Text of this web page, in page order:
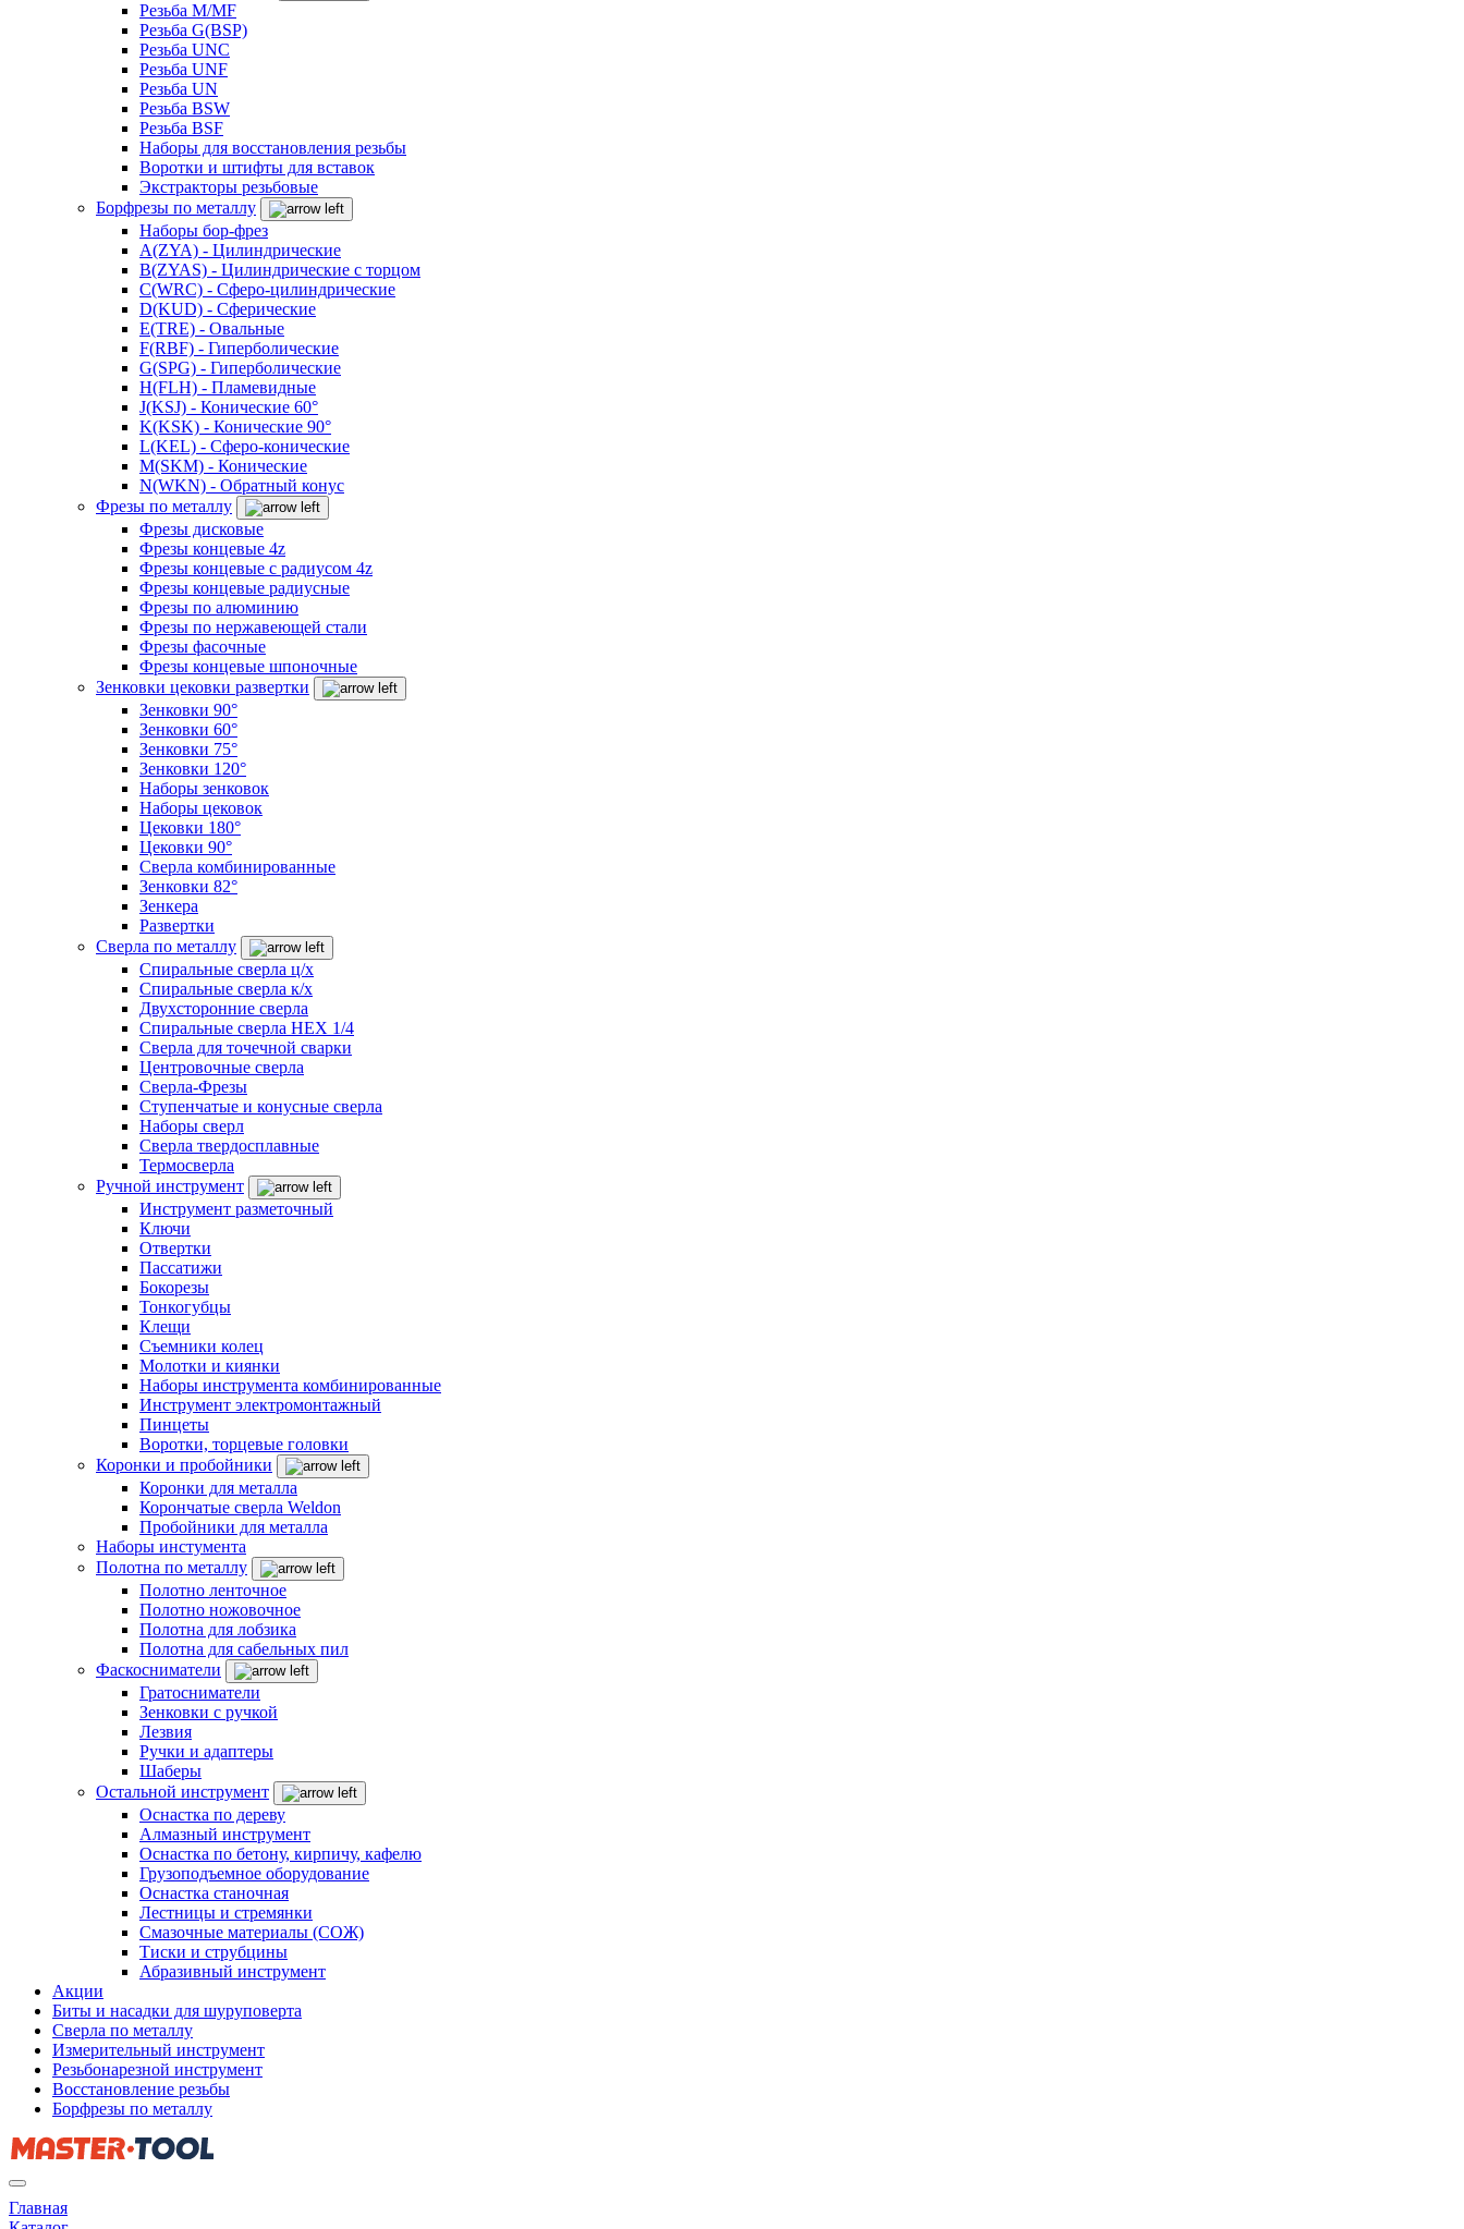
Резьба M/MF
Резьба G(BSP)
Резьба UNC
Резьба UNF
Резьба UN
Резьба BSW
Резьба BSF
Наборы для восстановления резьбы
Воротки и штифты для вставок
Экстракторы резьбовые
Борфрезы по металлу
Наборы бор-фрез
A(ZYA) - Цилиндрические
B(ZYAS) - Цилиндрические с торцом
C(WRC) - Сферо-цилиндрические
D(KUD) - Сферические
E(TRE) - Овальные
F(RBF) - Гиперболические
G(SPG) - Гиперболические
H(FLH) - Пламевидные
J(KSJ) - Конические 60°
K(KSK) - Конические 90°
L(KEL) - Сферо-конические
M(SKM) - Конические
N(WKN) - Обратный конус
Фрезы по металлу
Фрезы дисковые
Фрезы концевые 4z
Фрезы концевые с радиусом 4z
Фрезы концевые радиусные
Фрезы по алюминию
Фрезы по нержавеющей стали
Фрезы фасочные
Фрезы концевые шпоночные
Зенковки цековки развертки
Зенковки 90°
Зенковки 60°
Зенковки 75°
Зенковки 120°
Наборы зенковок
Наборы цековок
Цековки 180°
Цековки 90°
Сверла комбинированные
Зенковки 82°
Зенкера
Развертки
Сверла по металлу
Спиральные сверла ц/х
Спиральные сверла к/х
Двухсторонние сверла
Спиральные сверла HEX 1/4
Сверла для точечной сварки
Центровочные сверла
Сверла-Фрезы
Ступенчатые и конусные сверла
Наборы сверл
Сверла твердосплавные
Термосверла
Ручной инструмент
Инструмент разметочный
Ключи
Отвертки
Пассатижи
Бокорезы
Тонкогубцы
Клещи
Съемники колец
Молотки и киянки
Наборы инструмента комбинированные
Инструмент электромонтажный
Пинцеты
Воротки, торцевые головки
Коронки и пробойники
Коронки для металла
Корончатые сверла Weldon
Пробойники для металла
Наборы инстумента
Полотна по металлу
Полотно ленточное
Полотно ножовочное
Полотна для лобзика
Полотна для сабельных пил
Фаскосниматели
Гратосниматели
Зенковки с ручкой
Лезвия
Ручки и адаптеры
Шаберы
Остальной инструмент
Оснастка по дереву
Алмазный инструмент
Оснастка по бетону, кирпичу, кафелю
Грузоподъемное оборудование
Оснастка станочная
Лестницы и стремянки
Смазочные материалы (СОЖ)
Тиски и струбцины
Абразивный инструмент
Акции
Биты и насадки для шуруповерта
Сверла по металлу
Измерительный инструмент
Резьбонарезной инструмент
Восстановление резьбы
Борфрезы по металлу
Главная